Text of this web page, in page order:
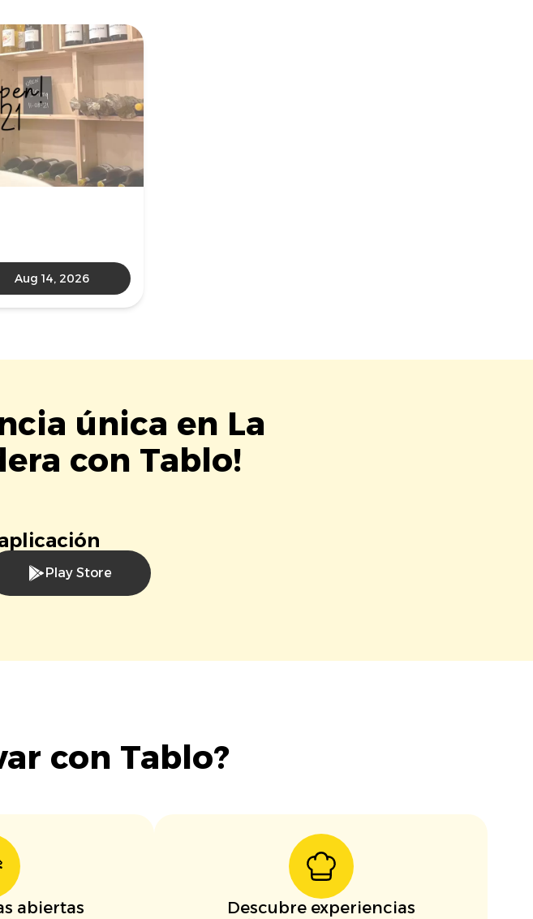
Aug 14, 2026
única en La
con Tablo!
Play Store
con Tablo?
abiertas
Descubre experiencias